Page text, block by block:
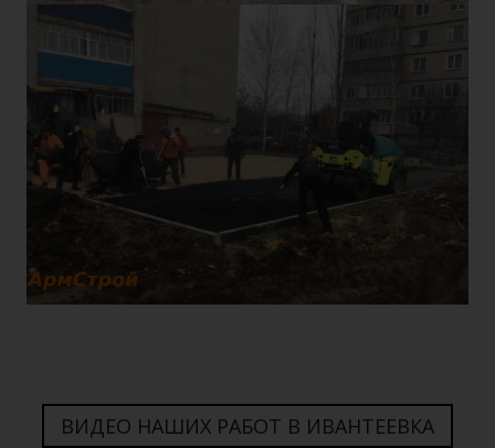
ВИДЕО НАШИХ РАБОТ В ИВАНТЕЕВКА